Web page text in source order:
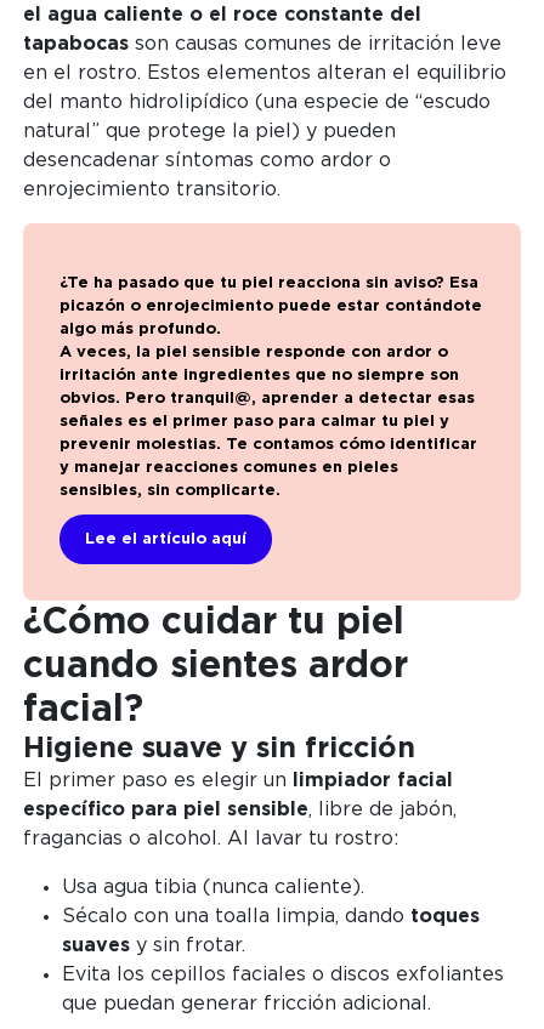
el agua caliente o el roce constante del
tapabocasson causas comunes de irritación leve
en el rostro. Estos elementos alteran el equilibrio
del manto hidrolipídico (una especie de “escudo
natural” que protege la piel) y pueden
desencadenar síntomas como ardor o
enrojecimiento transitorio.
¿Te ha pasado que tu piel reacciona sin aviso? Esa
picazón o enrojecimiento puede estar contándote
algo más profundo.
A veces, la piel sensible responde con ardor o
irritación ante ingredientes que no siempre son
obvios. Pero tranquil@, aprender a detectar esas
señales es el primer paso para calmar tu piel y
prevenir molestias. Te contamos cómo identificar
y manejar reacciones comunes en pieles
sensibles, sin complicarte.
Lee el artículo aquí
¿Cómo cuidar tu piel
cuando sientes ardor
facial?
Higiene suave y sin fricción
El primer paso es elegir un
limpiador facial
específico para piel sensible, libre de jabón,
fragancias o alcohol. Al lavar tu rostro:
Usa agua tibia (nunca caliente).
Sécalo con una toalla limpia, dando toques
suavesy sin frotar.
Evita los cepillos faciales o discos exfoliantes
que puedan generar fricción adicional.